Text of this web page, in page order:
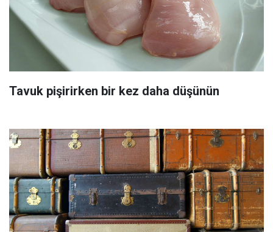
Tavuk pişirirken bir kez daha düşünün